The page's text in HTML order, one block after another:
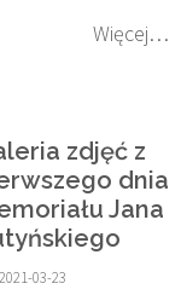
Więcej…
zdjęć z
dnia
Jana
2021-03-23